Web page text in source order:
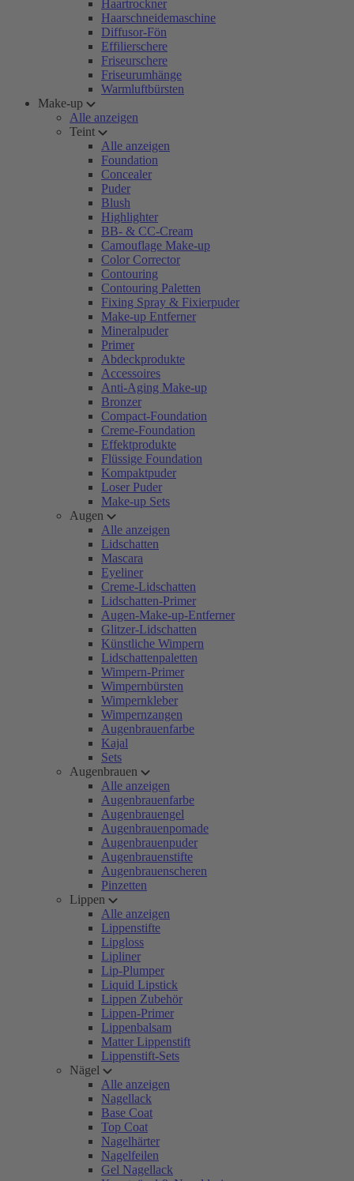
Haartrockner
Haarschneidemaschine
Diffusor-Fön
Effilierschere
Friseurschere
Friseurumhänge
Warmluftbürsten
Make-up
Alle anzeigen
Teint
Alle anzeigen
Foundation
Concealer
Puder
Blush
Highlighter
BB- & CC-Cream
Camouflage Make-up
Color Corrector
Contouring
Contouring Paletten
Fixing Spray & Fixierpuder
Make-up Entferner
Mineralpuder
Primer
Abdeckprodukte
Accessoires
Anti-Aging Make-up
Bronzer
Compact-Foundation
Creme-Foundation
Effektprodukte
Flüssige Foundation
Kompaktpuder
Loser Puder
Make-up Sets
Augen
Alle anzeigen
Lidschatten
Mascara
Eyeliner
Creme-Lidschatten
Lidschatten-Primer
Augen-Make-up-Entferner
Glitzer-Lidschatten
Künstliche Wimpern
Lidschattenpaletten
Wimpern-Primer
Wimpernbürsten
Wimpernkleber
Wimpernzangen
Augenbrauenfarbe
Kajal
Sets
Augenbrauen
Alle anzeigen
Augenbrauenfarbe
Augenbrauengel
Augenbrauenpomade
Augenbrauenpuder
Augenbrauenstifte
Augenbrauenscheren
Pinzetten
Lippen
Alle anzeigen
Lippenstifte
Lipgloss
Lipliner
Lip-Plumper
Liquid Lipstick
Lippen Zubehör
Lippen-Primer
Lippenbalsam
Matter Lippenstift
Lippenstift-Sets
Nägel
Alle anzeigen
Nagellack
Base Coat
Top Coat
Nagelhärter
Nagelfeilen
Gel Nagellack